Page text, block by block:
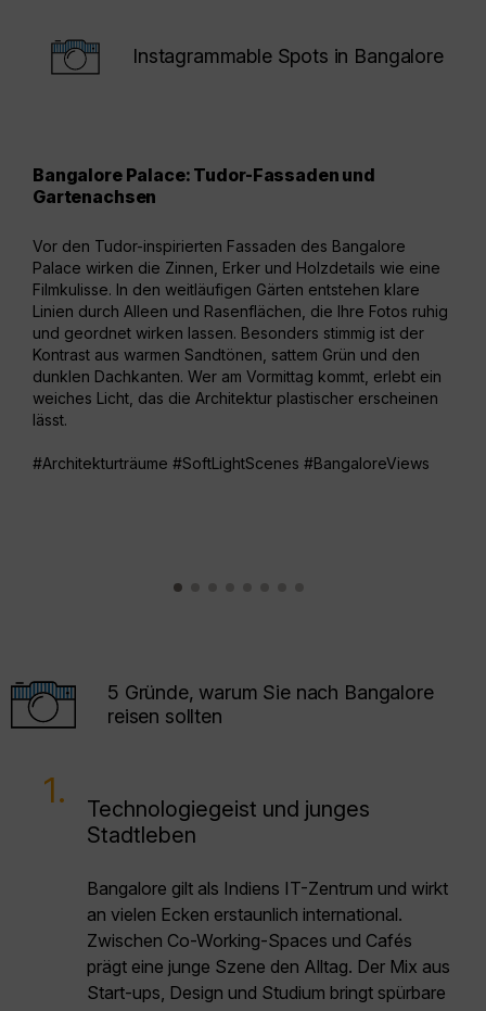
Instagrammable Spots in Bangalore
Bangalore Palace: Tudor-Fassaden und
Gartenachsen
Vor den Tudor-inspirierten Fassaden des Bangalore
Palace wirken die Zinnen, Erker und Holzdetails wie eine
Filmkulisse. In den weitläufigen Gärten entstehen klare
Linien durch Alleen und Rasenflächen, die Ihre Fotos ruhig
und geordnet wirken lassen. Besonders stimmig ist der
Kontrast aus warmen Sandtönen, sattem Grün und den
dunklen Dachkanten. Wer am Vormittag kommt, erlebt ein
weiches Licht, das die Architektur plastischer erscheinen
lässt.
#Architekturträume #SoftLightScenes #BangaloreViews
5 Gründe, warum Sie nach Bangalore
reisen sollten
1.
Technologiegeist und junges
Stadtleben
Bangalore gilt als Indiens IT-Zentrum und wirkt
an vielen Ecken erstaunlich international.
Zwischen Co-Working-Spaces und Cafés
prägt eine junge Szene den Alltag. Der Mix aus
Start-ups, Design und Studium bringt spürbare